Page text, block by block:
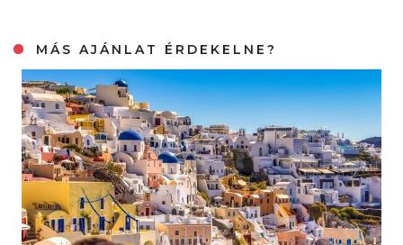
MÁS AJÁNLAT ÉRDEKELNE?